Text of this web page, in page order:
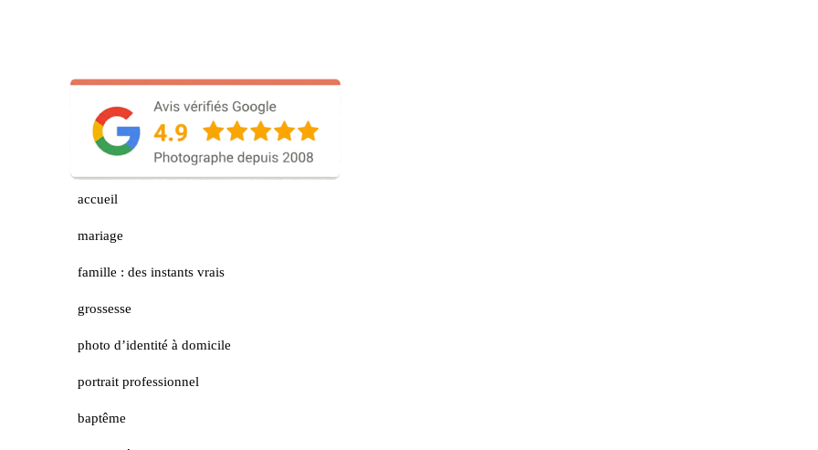
accueil
mariage
famille : des instants vrais
grossesse
photo d’identité à domicile
portrait professionnel
baptême